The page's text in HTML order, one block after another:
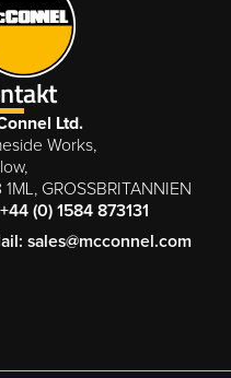
Ltd.
Works,
1ML, GROSSBRITANNIEN
(0) 1584 873131
sales@mcconnel.com